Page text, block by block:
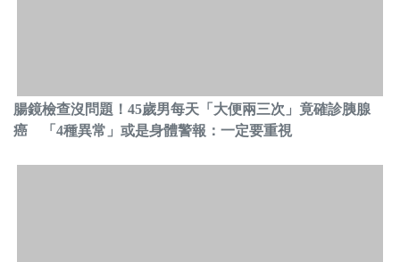
腸鏡檢查沒問題！45歲男每天「大便兩三次」竟確診胰腺
癌 「4種異常」或是身體警報：一定要重視